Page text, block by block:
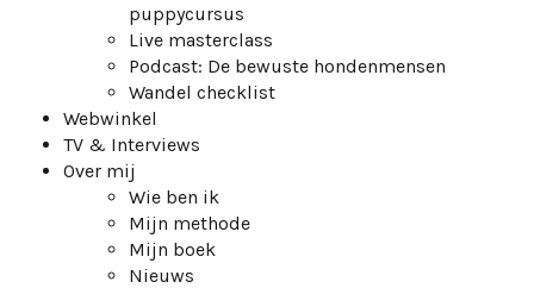
puppycursus
Live masterclass
Podcast: De bewuste hondenmensen
Wandel checklist
Webwinkel
TV & Interviews
Over mij
Wie ben ik
Mijn methode
Mijn boek
Nieuws